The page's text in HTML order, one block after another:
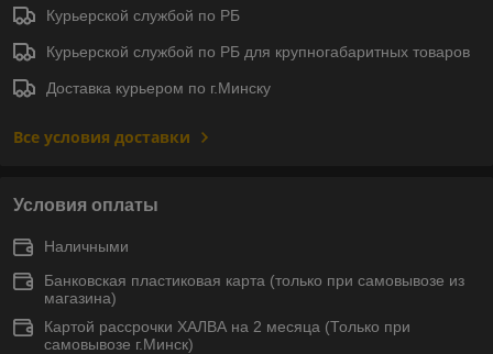
Курьерской службой по РБ
Курьерской службой по РБ для крупногабаритных товаров
Доставка курьером по г.Минску
Все условия доставки
Условия оплаты
Наличными
Банковская пластиковая карта (только при самовывозе из
магазина)
Картой рассрочки ХАЛВА на 2 месяца (Только при
самовывозе г.Минск)